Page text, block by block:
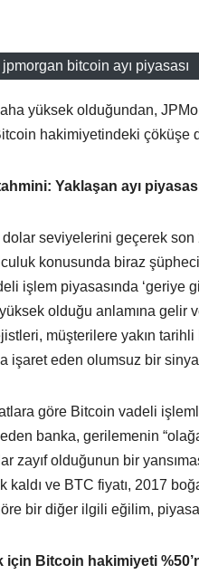
jpmorgan bitcoin ayı piyasası
yüksek olduğundan,
hakimiyetindeki çöküşe
Yaklaşan ayı
seviyelerini geçerek
konusunda biraz
işlem piyasasında ‘geriye
olduğu anlamına
müşterilere yakın tarihli
işaret eden olumsuz bir
göre Bitcoin vadeli
banka, gerilemenin
zayıf olduğunun bir
ve BTC fiyatı, 2017
bir diğer ilgili eğilim,
Bitcoin hakimiyeti